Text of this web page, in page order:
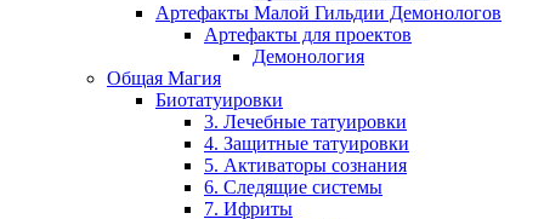
Артефакты Малой Гильдии Демонологов
Артефакты для проектов
Демонология
Общая Магия
Биотатуировки
3. Лечебные татуировки
4. Защитные татуировки
5. Активаторы сознания
6. Следящие системы
7. Ифриты